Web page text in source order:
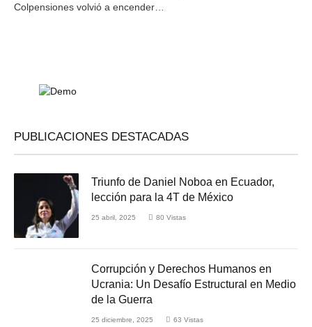
Colpensiones volvió a encender…
PUBLICACIONES DESTACADAS
Triunfo de Daniel Noboa en Ecuador,
lección para la 4T de México
25 abril, 2025 80 Vistas
Corrupción y Derechos Humanos en
Ucrania: Un Desafío Estructural en Medio
de la Guerra
25 diciembre, 2025 63 Vistas